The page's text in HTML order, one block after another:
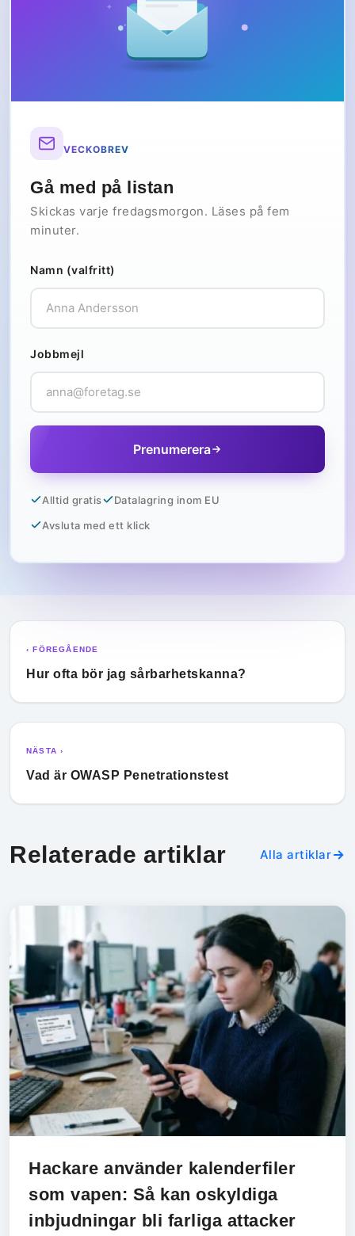
VECKOBREV
Gå med på listan
Skickas varje fredagsmorgon. Läses på fem
minuter.
Namn (valfritt)
Jobbmejl
Prenumerera
Alltid gratis
Datalagring inom EU
Avsluta med ett klick
‹ FÖREGÅENDE
Hur ofta bör jag sårbarhetskanna?
NÄSTA ›
Vad är OWASP Penetrationstest
Relaterade artiklar Alla artiklar
Hackare använder kalenderfiler
som vapen: Så kan oskyldiga
inbjudningar bli farliga attacker